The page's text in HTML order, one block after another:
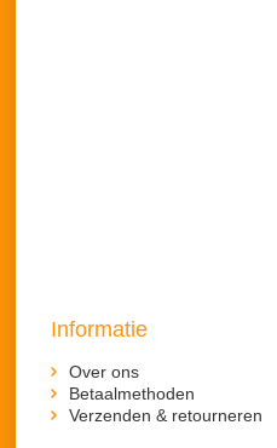
Informatie
Over ons
Betaalmethoden
Verzenden & retourneren